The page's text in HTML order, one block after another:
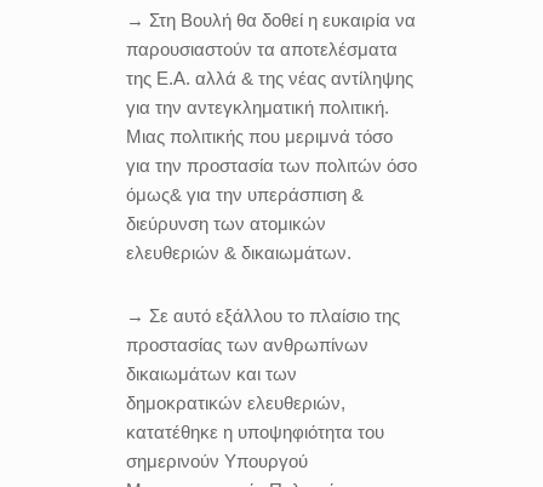
→ Στη Βουλή θα δοθεί η ευκαιρία να
παρουσιαστούν τα αποτελέσματα
της Ε.Α. αλλά & της νέας αντίληψης
για την αντεγκληματική πολιτική.
Μιας πολιτικής που μεριμνά τόσο
για την προστασία των πολιτών όσο
όμως& για την υπεράσπιση &
διεύρυνση των ατομικών
ελευθεριών & δικαιωμάτων.
→ Σε αυτό εξάλλου το πλαίσιο της
προστασίας των ανθρωπίνων
δικαιωμάτων και των
δημοκρατικών ελευθεριών,
κατατέθηκε η υποψηφιότητα του
σημερινούν Υπουργού